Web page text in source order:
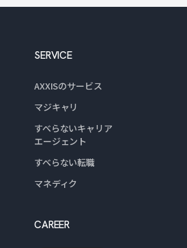
SERVICE
AXXISのサービス
マジキャリ
すべらないキャリア
エージェント
すべらない転職
マネディク
CAREER